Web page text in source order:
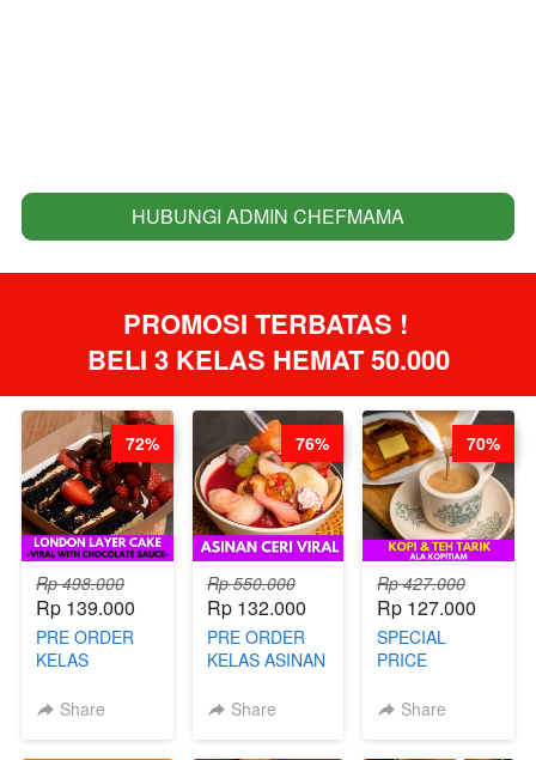
`HUBUNGI ADMIN CHEFMAMA
PROMOSI TERBATAS !
BELI 3 KELAS HEMAT 50.000
Rp 498.000
Rp 139.000
PRE ORDER
KELAS
LAYER CAKE -
Share
72%
Rp 550.000
Rp 132.000
PRE ORDER
KELAS ASINAN
BY CHEF DITA
Share
76%
Rp 427.000
Rp 127.000
SPECIAL
PRICE
KELAS KOPI &
Share
70%